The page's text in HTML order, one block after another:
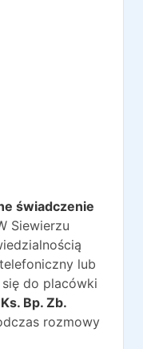
świadczenie
Siewierzu
lub
do placówki
Ks. Bp. Zb.
rozmowy